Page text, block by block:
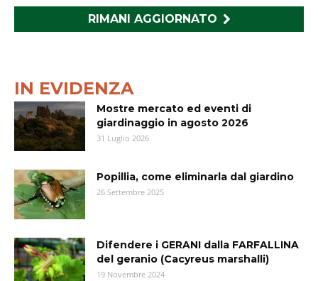
RIMANI AGGIORNATO
IN EVIDENZA
Mostre mercato ed eventi di
giardinaggio in agosto 2026
31 Luglio 2026
Popillia, come eliminarla dal giardino
26 Settembre 2025
Difendere i GERANI dalla FARFALLINA
del geranio (Cacyreus marshalli)
19 Novembre 2024